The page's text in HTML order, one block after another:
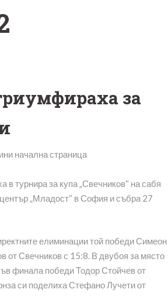
за
начална страница
турнира за купа „Свечников“ на сабя
„Младост“ в София и събра 27
елиминации той победи Симеон
от Свечников с 15:8. В двубоя за място
финала победи Тодор Стойчев от
си поделиха Стефано Лучети от